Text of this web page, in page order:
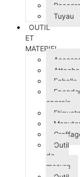
Tuyau
OUTIL
ET
MATERIEL
Attache
Echelle
engrais
Outil
de
mesure